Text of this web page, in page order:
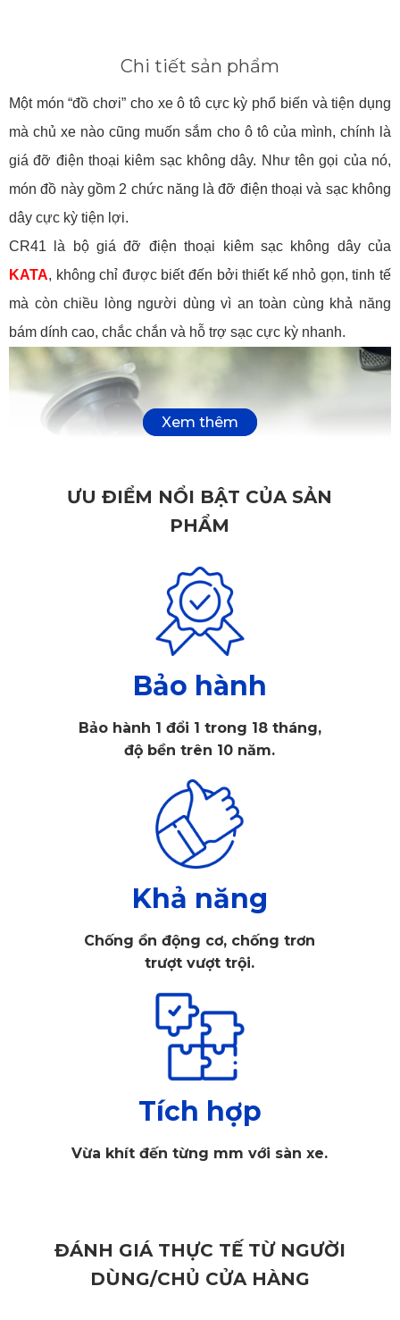
Chi tiết sản phẩm
Một món “đồ chơi” cho xe ô tô cực kỳ phổ biến và tiện dụng
mà chủ xe nào cũng muốn sắm cho ô tô của mình, chính là
giá đỡ điện thoại kiêm sạc không dây. Như tên gọi của nó,
món đồ này gồm 2 chức năng là đỡ điện thoại và sạc không
dây cực kỳ tiện lợi.
CR41 là bộ giá đỡ điện thoại kiêm sạc không dây của
KATA, không chỉ được biết đến bởi thiết kế nhỏ gọn, tinh tế
mà còn chiều lòng người dùng vì an toàn cùng khả năng
bám dính cao, chắc chắn và hỗ trợ sạc cực kỳ nhanh.
Giá đỡ điện thoại kiêm sạc không dây KATA CR41 gắn
trên cửa kính
1. Tính năng vượt trội của giá đỡ điện
thoại kiêm sạc không dây KATA CR41
Lắp đặt tiện dụng nhiều tùy chọn vị trí
Hầu hết các thiết bị giá đỡ kiêm sạc thông thường thì chỉ có
điện thoại kiêm sạc không dây của KATA có tới 3 tùy chọn vị
kẹp ở cửa gió điều hòa. Vị trí kẹp trên cửa gió điều hòa
được đánh giá khá cao. Đây là vị trí đắc địa được người
dùng mong muốn nhất. Là nơi dễ quan sát điện thoại và cố
ƯU ĐIỂM NỔI BẬT CỦA SẢN
PHẨM
Bảo hành
Bảo hành 1 đổi 1 trong 18 tháng,
độ bền trên 10 năm.
Khả năng
Chống ồn động cơ, chống trơn
trượt vượt trội.
Tích hợp
Vừa khít đến từng mm với sàn xe.
ĐÁNH GIÁ THỰC TẾ TỪ NGƯỜI
DÙNG/CHỦ CỬA HÀNG